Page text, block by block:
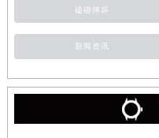
磕碰摔坏
新闻资讯